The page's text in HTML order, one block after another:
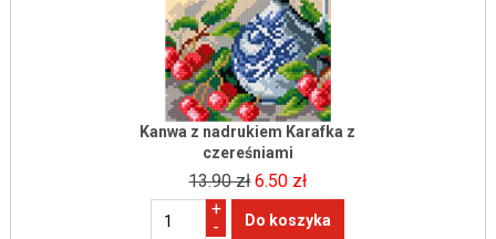
Kanwa z nadrukiem Karafka z
czereśniami
13.90 zł 6.50 zł
+
-